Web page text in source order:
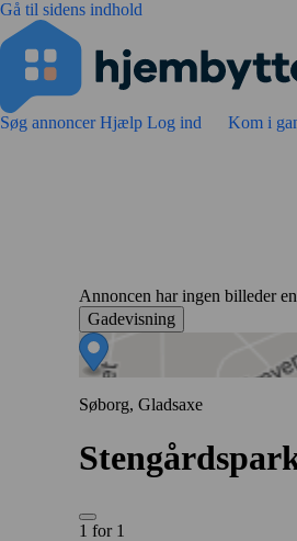
Gå til sidens indhold
Søg annoncerHjælp Log ind Kom i
Annoncen har ingen billeder
Gadevisning
Søborg, Gladsaxe
1 for 1